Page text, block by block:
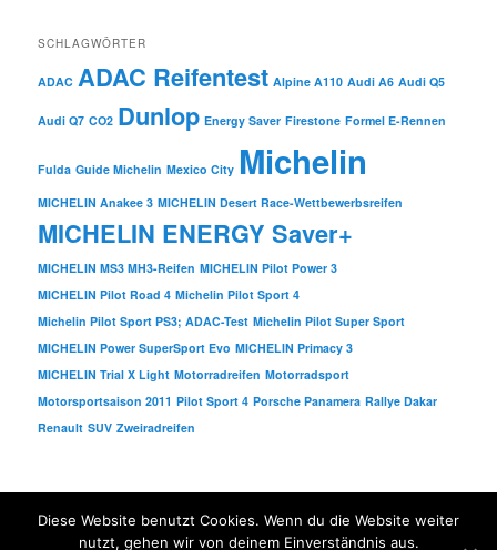
SCHLAGWÖRTER
ADAC ADAC Reifentest Alpine A110 Audi A6 Audi Q5
Audi Q7 CO2 Dunlop Energy Saver Firestone Formel E-Rennen
Fulda Guide Michelin Mexico City Michelin
MICHELIN Anakee 3 MICHELIN Desert Race-Wettbewerbsreifen
MICHELIN ENERGY Saver+
MICHELIN MS3 MH3-Reifen MICHELIN Pilot Power 3
MICHELIN Pilot Road 4 Michelin Pilot Sport 4
Michelin Pilot Sport PS3; ADAC-Test Michelin Pilot Super Sport
MICHELIN Power SuperSport Evo MICHELIN Primacy 3
MICHELIN Trial X Light Motorradreifen Motorradsport
Motorsportsaison 2011 Pilot Sport 4 Porsche Panamera Rallye Dakar
Renault SUV Zweiradreifen
Stolz präsentiert von WordPress
Diese Website benutzt Cookies. Wenn du die Website weiter
nutzt, gehen wir von deinem Einverständnis aus.